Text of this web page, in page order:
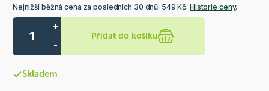
Nejnižší běžná cena za posledních 30 dnů: 549 Kč. Historie ceny.
+
-
Přidat do košíku
Skladem